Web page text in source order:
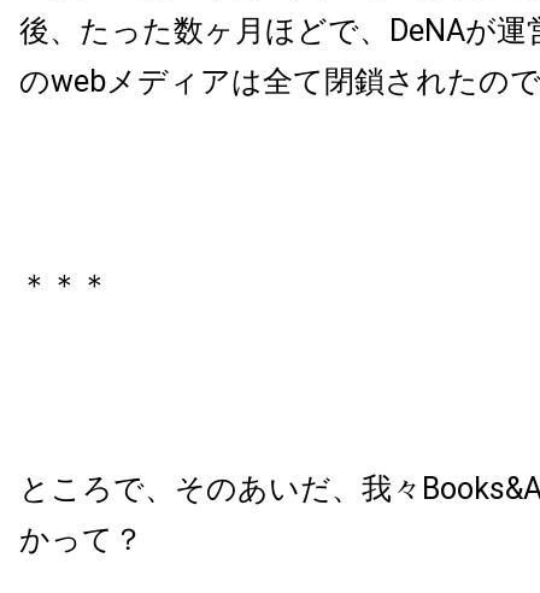
後、たった数ヶ月ほどで、DeNAが運
のwebメディアは全て閉鎖されたの
＊＊＊
ところで、そのあいだ、我々
かって？